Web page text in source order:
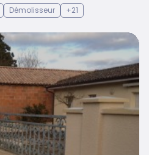
Démolisseur +21